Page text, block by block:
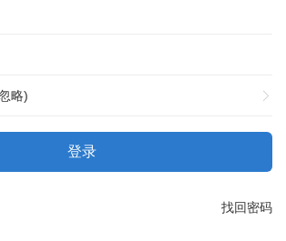
略)
登录
找回密码